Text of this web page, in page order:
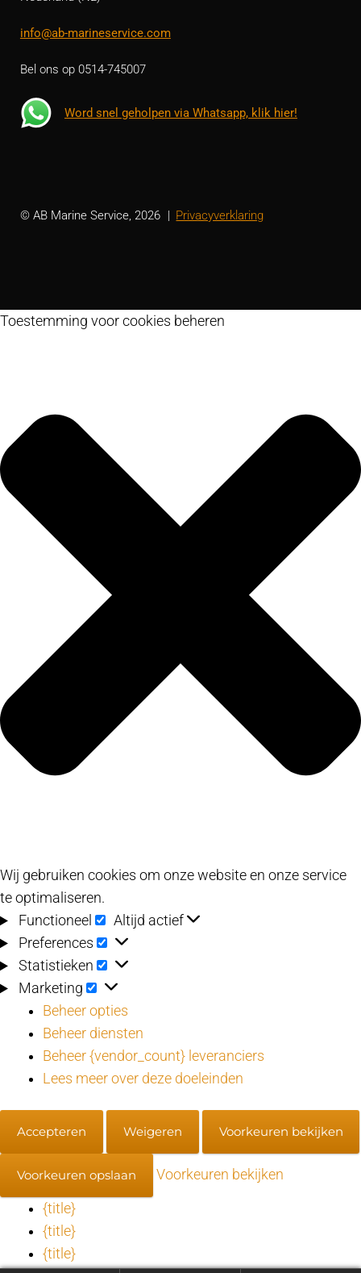
info@ab-marineservice.com
Bel ons op 0514-745007
Word snel geholpen via Whatsapp, klik hier!
© AB Marine Service, 2026 Privacyverklaring
Toestemming voor cookies beheren
Wij gebruiken cookies om onze website en onze service
te optimaliseren.
Functioneel
Functioneel
Altijd actief
Preferences
Preferences
Statistieken Statistieken
Marketing Marketing
Beheer opties
Beheer diensten
Beheer {vendor_count} leveranciers
Lees meer over deze doeleinden
Accepteren Weigeren Voorkeuren bekijken
Voorkeuren opslaan Voorkeuren bekijken
{title}
{title}
{title}